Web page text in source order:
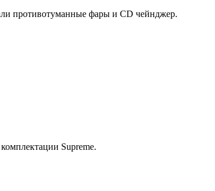
противотуманные фары и CD чейнджер.
Supreme.